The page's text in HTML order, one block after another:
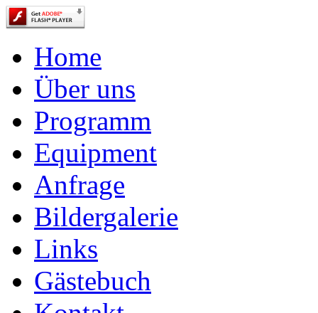
Home
Über uns
Programm
Equipment
Anfrage
Bildergalerie
Links
Gästebuch